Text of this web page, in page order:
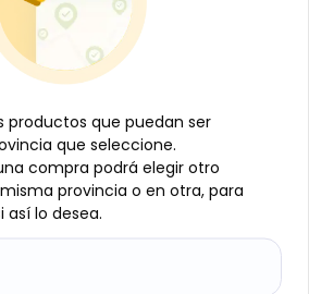
para Papá
a los usuarios mayores de 21 años
productos que puedan ser
que seleccione.
compra podrá elegir otro
provincia o en otra, para
así lo desea.
productos que puedan ser
que seleccione.
compra podrá elegir otro
provincia o en otra, para
así lo desea.